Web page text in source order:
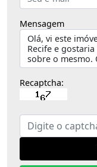
Mensagem
Recaptcha: